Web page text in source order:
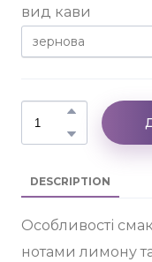
вид кави
DESCRIPTION
Особливості
нотами лимону